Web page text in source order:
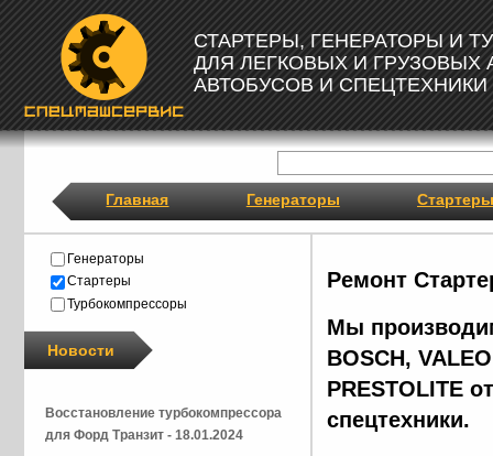
СТАРТЕРЫ, ГЕНЕРАТОРЫ И
ДЛЯ ЛЕГКОВЫХ И ГРУЗОВЫХ
АВТОБУСОВ И СПЕЦТЕХНИКИ
Главная Генераторы Стартеры
Ремонт
Мы
BOSCH,
PRESTOLITE
спецтехники.
Генераторы
Стартеры
Турбокомпрессоры
Новости
Восстановление турбокомпрессора
для Форд Транзит - 18.01.2024